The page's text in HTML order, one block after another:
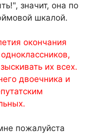
значит, она по
шкалой.
окончания
их всех.
двоечника и
пожалуйста